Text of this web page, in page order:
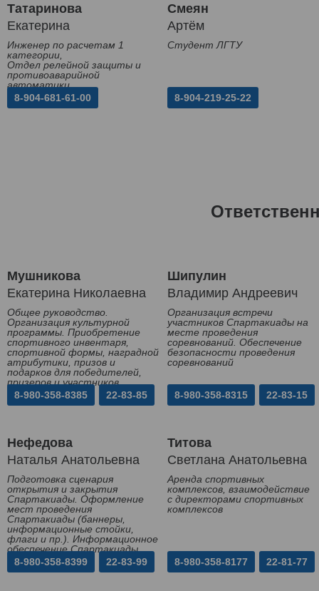
Татаринова
Екатерина
Инженер по расчетам 1
категории,
Отдел релейной защиты и
противоаварийной
автоматики
8-904-681-61-00
Смеян
Артём
Студент ЛГТУ
8-904-219-25-22
Мушникова
Екатерина Николаевна
Общее руководство.
Организация культурной
программы. Приобретение
спортивного инвентаря,
спортивной формы, наградной
атрибутики, призов и
подарков для победителей,
призеров и участников
Спартакиады
8-980-358-8385 22-83-85
Шипулин
Владимир Андреевич
Организация встречи
участников Спартакиады на
месте проведения
соревнований. Обеспечение
безопасности проведения
соревнований
8-980-358-8315 22-83-15
Нефедова
Наталья Анатольевна
Подготовка сценария
открытия и закрытия
Спартакиады. Оформление
мест проведения
Спартакиады (баннеры,
информационные стойки,
флаги и пр.). Информационное
обеспечение Спартакиады
8-980-358-8399
22-83-99
Титова
Светлана Анатольевна
Аренда спортивных
комплексов, взаимодействие
с директорами спортивных
комплексов
8-980-358-8177 22-81-77